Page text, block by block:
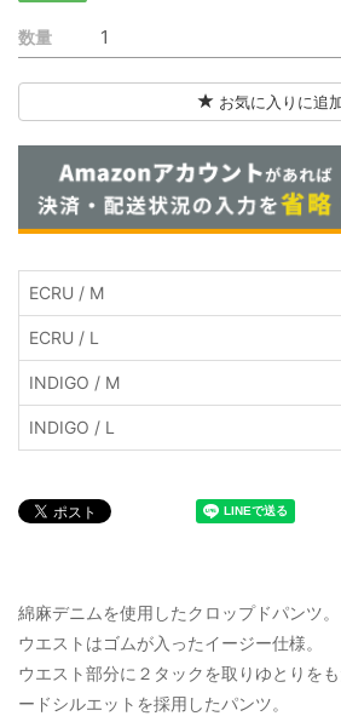
数量
お気に入りに追
ECRU / M
ECRU / L
INDIGO / M
INDIGO / L
綿麻デニムを使用したクロップドパンツ。
ウエストはゴムが入ったイージー仕様。
ウエスト部分に２タックを取りゆとりを
ードシルエットを採用したパンツ。